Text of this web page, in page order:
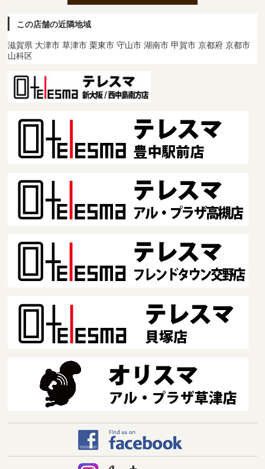
この店舗の近隣地域
滋賀県 大津市 草津市 栗東市 守山市 湖南市 甲賀市 京都府 京都市
山科区